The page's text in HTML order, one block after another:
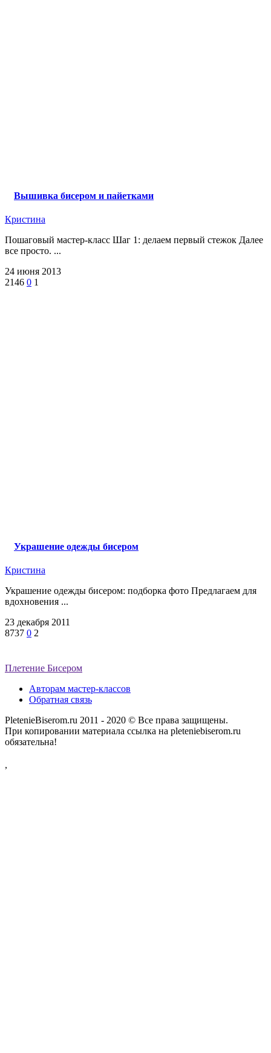
Вышивка бисером и пайетками
Кристина
Пошаговый мастер-класс Шаг 1: делаем первый стежок Далее
все просто. ...
24 июня 2013
2146 0 1
Украшение одежды бисером
Кристина
Украшение одежды бисером: подборка фото Предлагаем для
вдохновения ...
23 декабря 2011
8737 0 2
Плетение Бисером
Авторам мастер-классов
Обратная связь
PletenieBiserom.ru 2011 - 2020 © Все права защищены.
При копировании материала ссылка на pleteniebiserom.ru
обязательна!
,